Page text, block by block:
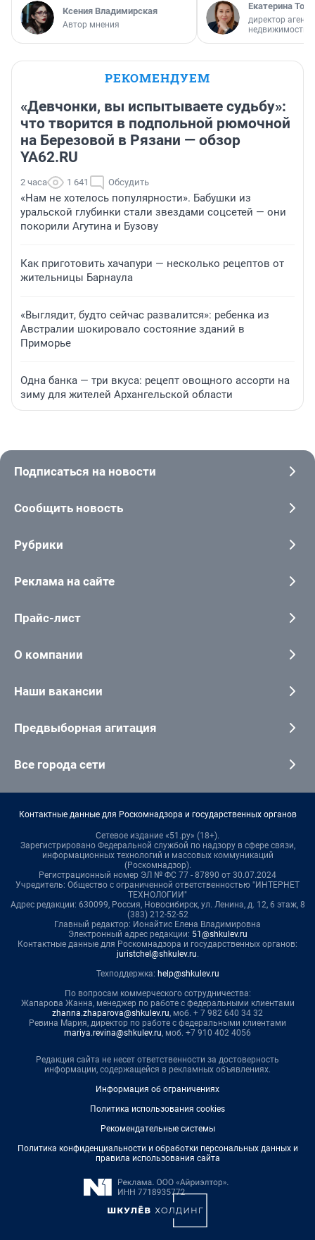
Ксения Владимирская
Автор мнения
Екатерина
директор
недвижимости
РЕКОМЕНДУЕМ
«Девчонки, вы испытываете судьбу»:
что творится в подпольной рюмочной
на Березовой в Рязани — обзор
YA62.RU
2 часа 1 641 Обсудить
«Нам не хотелось популярности». Бабушки из
уральской глубинки стали звездами соцсетей — они
покорили Агутина и Бузову
Как приготовить хачапури — несколько рецептов от
жительницы Барнаула
«Выглядит, будто сейчас развалится»: ребенка из
Австралии шокировало состояние зданий в
Приморье
Одна банка — три вкуса: рецепт овощного ассорти на
зиму для жителей Архангельской области
Подписаться на новости
Сообщить новость
Рубрики
Реклама на сайте
Прайс-лист
О компании
Наши вакансии
Предвыборная агитация
Все города сети
Контактные данные для Роскомнадзора и государственных органов
Сетевое издание «51.ру» (18+).
Зарегистрировано Федеральной службой по надзору в сфере связи,
информационных технологий и массовых коммуникаций
(Роскомнадзор).
Регистрационный номер ЭЛ № ФС 77 - 87890 от 30.07.2024
Учредитель: Общество с ограниченной ответственностью "ИНТЕРНЕТ
ТЕХНОЛОГИИ"
Адрес редакции: 630099, Россия, Новосибирск, ул. Ленина, д. 12, 6 этаж, 8
(383) 212-52-52
Главный редактор: Ионайтис Елена Владимировна
Электронный адрес редакции: 51@shkulev.ru
Контактные данные для Роскомнадзора и государственных органов:
juristchel@shkulev.ru.
Техподдержка: help@shkulev.ru
По вопросам коммерческого сотрудничества:
Жапарова Жанна, менеджер по работе с федеральными клиентами
zhanna.zhaparova@shkulev.ru, моб. + 7 982 640 34 32
Ревина Мария, директор по работе с федеральными клиентами
mariya.revina@shkulev.ru, моб. +7 910 402 4056
Редакция сайта не несет ответственности за достоверность
информации, содержащейся в рекламных объявлениях.
Информация об ограничениях
Политика использования cookies
Рекомендательные системы
Политика конфиденциальности и обработки персональных данных и
правила использования сайта